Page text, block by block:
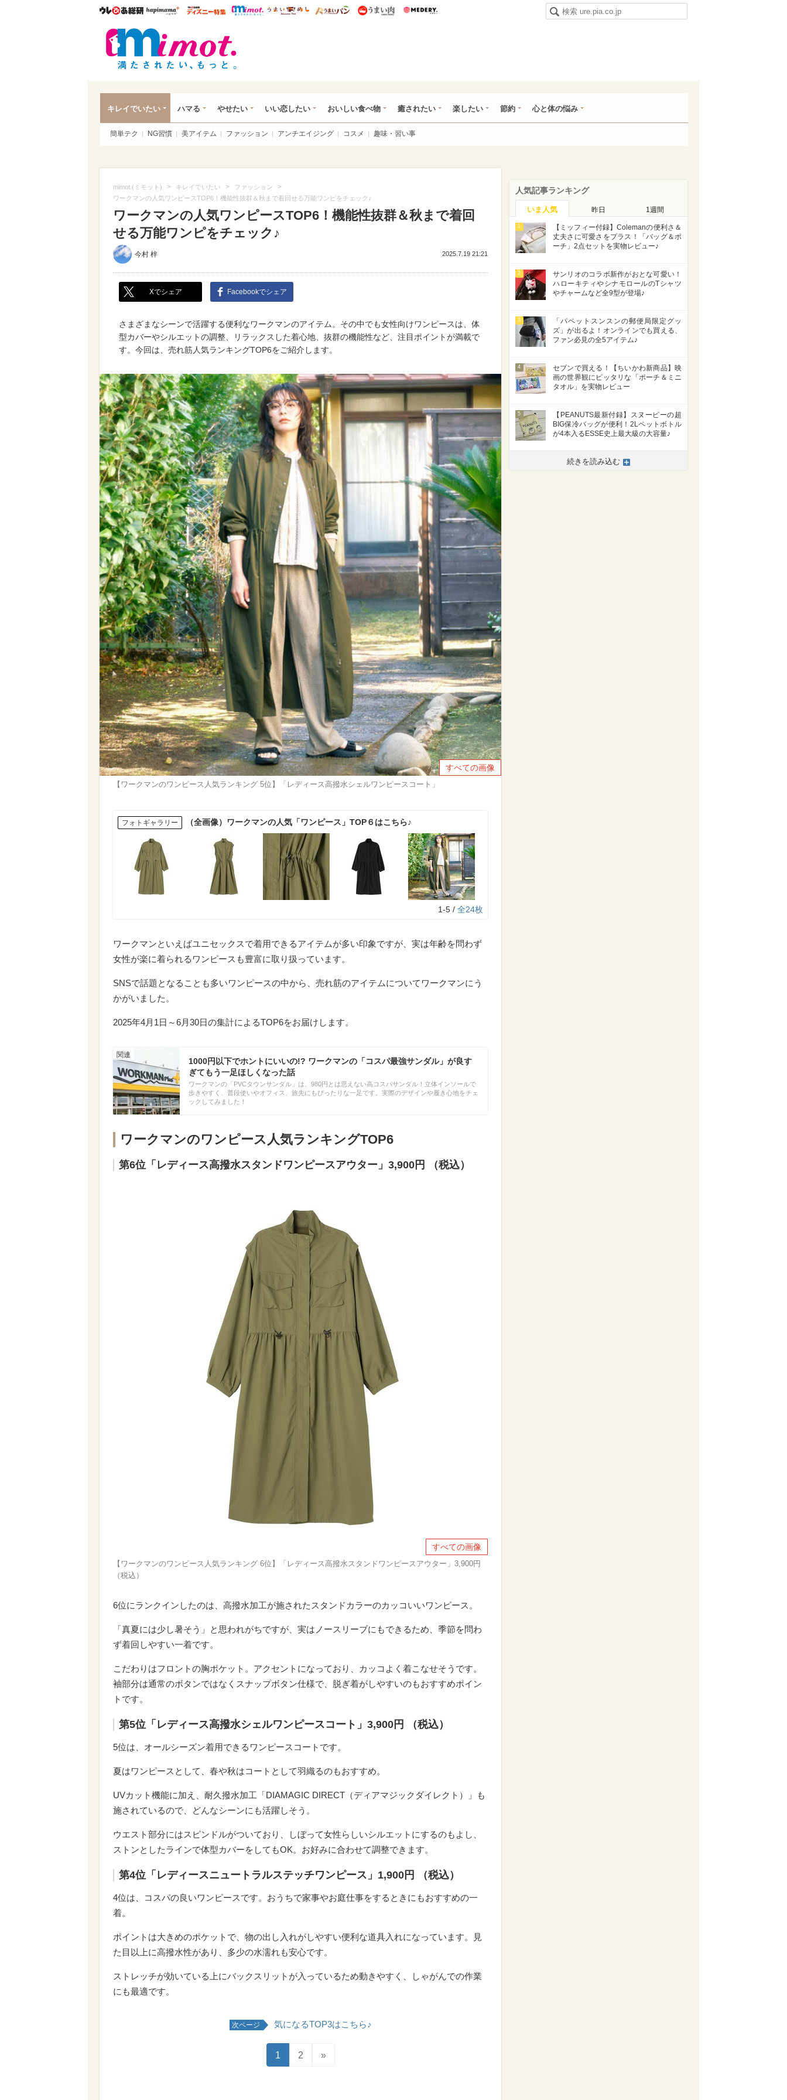
ウレぴあ総研ハピママ* ウレぴあ総研 ディズニー特集
mimot. うまいめし うまいパン うまい肉
キレイでいたい ハマる やせたい いい恋したい おいしい食べ物 癒されたい 楽したい 節約 心と体の悩み
簡単テク NG習慣 美アイテム ファッション アンチエイジング コスメ 趣味・習い事
mimot.(ミモット) > キレイでいたい > ファッション >
ワークマンの人気ワンピースTOP6！機能性抜群＆秋まで着回せる万能ワンピをチェック♪
ワークマンの人気ワンピースTOP6！機能性抜群＆秋まで着回
せる万能ワンピをチェック♪
今村 梓 2025.7.19 21:21
Xでシェア Facebookでシェア
さまざまなシーンで活躍する便利なワークマンのアイテム。その中でも女性向けワンピースは、体
型カバーやシルエットの調整、リラックスした着心地、抜群の機能性など、注目ポイントが満載で
す。今回は、売れ筋人気ランキングTOP6をご紹介します。
すべての画像
【ワークマンのワンピース人気ランキング 5位】「レディース高撥水シェルワンピースコート」
フォトギャラリー （全画像）ワークマンの人気「ワンピース」TOP６はこちら♪
1-5 / 全24枚
ワークマンといえばユニセックスで着用できるアイテムが多い印象ですが、実は年齢を問わず
女性が楽に着られるワンピースも豊富に取り扱っています。
SNSで話題となることも多いワンピースの中から、売れ筋のアイテムについてワークマンにう
かがいました。
2025年4月1日～6月30日の集計によるTOP6をお届けします。
1000円以下でホントにいいの!? ワークマンの「コスパ最強サンダル」が良す
ぎてもう一足ほしくなった話
ワークマンの「PVCタウンサンダル」は、980円とは思えない高コスパサンダル！立体インソールで
歩きやすく、普段使いやオフィス、旅先にもぴったりな一足です。実際のデザインや履き心地をチェ
ックしてみました！
ワークマンのワンピース人気ランキングTOP6
第6位「レディース高撥水スタンドワンピースアウター」3,900円 （税込）
すべての画像
【ワークマンのワンピース人気ランキング 6位】「レディース高撥水スタンドワンピースアウター」3,900円
（税込）
6位にランクインしたのは、高撥水加工が施されたスタンドカラーのカッコいいワンピース。
「真夏には少し暑そう」と思われがちですが、実はノースリーブにもできるため、季節を問わ
ず着回しやすい一着です。
こだわりはフロントの胸ポケット。アクセントになっており、カッコよく着こなせそうです。
袖部分は通常のボタンではなくスナップボタン仕様で、脱ぎ着がしやすいのもおすすめポイン
トです。
第5位「レディース高撥水シェルワンピースコート」3,900円 （税込）
5位は、オールシーズン着用できるワンピースコートです。
夏はワンピースとして、春や秋はコートとして羽織るのもおすすめ。
UVカット機能に加え、耐久撥水加工「DIAMAGIC DIRECT（ディアマジックダイレクト）」も
施されているので、どんなシーンにも活躍しそう。
ウエスト部分にはスピンドルがついており、しぼって女性らしいシルエットにするのもよし、
ストンとしたラインで体型カバーをしてもOK。お好みに合わせて調整できます。
第4位「レディースニュートラルステッチワンピース」1,900円 （税込）
4位は、コスパの良いワンピースです。おうちで家事やお庭仕事をするときにもおすすめの一
着。
ポイントは大きめのポケットで、物の出し入れがしやすい便利な道具入れになっています。見
た目以上に高撥水性があり、多少の水濡れも安心です。
ストレッチが効いている上にバックスリットが入っているため動きやすく、しゃがんでの作業
にも最適です。
次ページ 気になるTOP3はこちら♪
1 2 »
人気記事ランキング
いま人気 昨日 1週間
1
【ミッフィー付録】Colemanの便利さ＆
丈夫さに可愛さをプラス！「バッグ＆ポ
ーチ」2点セットを実物レビュー♪
2
サンリオのコラボ新作がおとな可愛い！
ハローキティやシナモロールのTシャツ
やチャームなど全9型が登場♪
3
「パペットスンスンの郵便局限定グッ
ズ」が出るよ！オンラインでも買える、
ファン必見の全5アイテム♪
4
セブンで買える！【ちいかわ新商品】映
画の世界観にピッタリな「ポーチ＆ミニ
タオル」を実物レビュー
5
【PEANUTS最新付録】スヌーピーの超
BIG保冷バッグが便利！2Lペットボトル
が4本入るESSE史上最大級の大容量♪
続きを読み込む